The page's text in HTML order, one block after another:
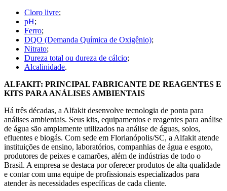
Cloro livre;
pH;
Ferro;
DQO (Demanda Química de Oxigênio);
Nitrato;
Dureza total ou dureza de cálcio;
Alcalinidade.
ALFAKIT: PRINCIPAL FABRICANTE DE REAGENTES E
KITS PARA ANÁLISES AMBIENTAIS
Há três décadas, a Alfakit desenvolve tecnologia de ponta para
análises ambientais. Seus kits, equipamentos e reagentes para análise
de água são amplamente utilizados na análise de águas, solos,
efluentes e biogás. Com sede em Florianópolis/SC, a Alfakit atende
instituições de ensino, laboratórios, companhias de água e esgoto,
produtores de peixes e camarões, além de indústrias de todo o
Brasil. A empresa se destaca por oferecer produtos de alta qualidade
e contar com uma equipe de profissionais especializados para
atender às necessidades específicas de cada cliente.